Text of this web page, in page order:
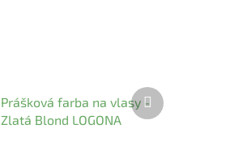
Prášková farba na vlasy -
Zlatá Blond LOGONA
Ďalší
produkt